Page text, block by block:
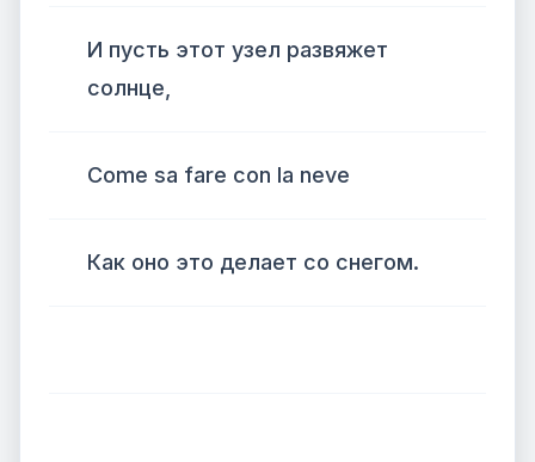
И пусть этот узел развяжет
солнце,
Come sa fare con la neve
Как оно это делает со снегом.